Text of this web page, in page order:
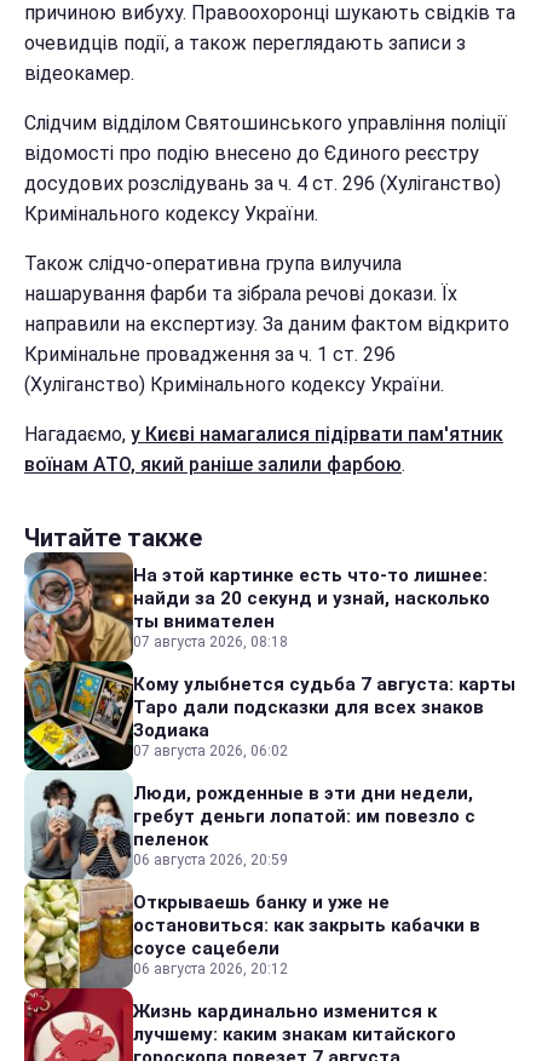
причиною вибуху. Правоохоронці шукають свідків та
очевидців події, а також переглядають записи з
відеокамер.
Слідчим відділом Святошинського управління поліції
відомості про подію внесено до Єдиного реєстру
досудових розслідувань за ч. 4 ст. 296 (Хуліганство)
Кримінального кодексу України.
Також слідчо-оперативна група вилучила
нашарування фарби та зібрала речові докази. Їх
направили на експертизу. За даним фактом відкрито
Кримінальне провадження за ч. 1 ст. 296
(Хуліганство) Кримінального кодексу України.
Нагадаємо, у Києві намагалися підірвати пам'ятник
воїнам АТО, який раніше залили фарбою.
Читайте также
На этой картинке есть что-то лишнее:
найди за 20 секунд и узнай, насколько
ты внимателен
07 августа 2026, 08:18
Кому улыбнется судьба 7 августа: карты
Таро дали подсказки для всех знаков
Зодиака
07 августа 2026, 06:02
Люди, рожденные в эти дни недели,
гребут деньги лопатой: им повезло с
пеленок
06 августа 2026, 20:59
Открываешь банку и уже не
остановиться: как закрыть кабачки в
соусе сацебели
06 августа 2026, 20:12
Жизнь кардинально изменится к
лучшему: каким знакам китайского